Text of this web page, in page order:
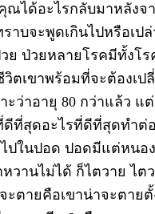
ณได้อะไรกลับมาหลัง
บจะพูดเกินไปหรือเปล่
ย ป่วยหลายโรคมีทั้งโ
วิตเขาพร้อมที่จะต้องเป
ะว่าอายุ 80 กว่าแล้ว แ
ที่สุดอะไรที่ดีที่สุดทำต่
ไปในปอด ปอดมีแต่หนอ
หวานไม่ได้ ก็ไตวาย ไต
ะตายคือเขาน่าจะตาย